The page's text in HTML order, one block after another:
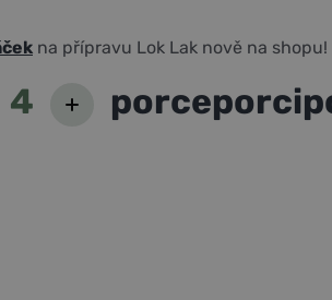
na přípravu Lok Lak nově na shopu!
4 porceporci